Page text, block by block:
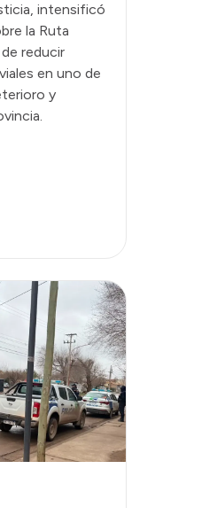
intensificó
la Ruta
reducir
en uno de
y